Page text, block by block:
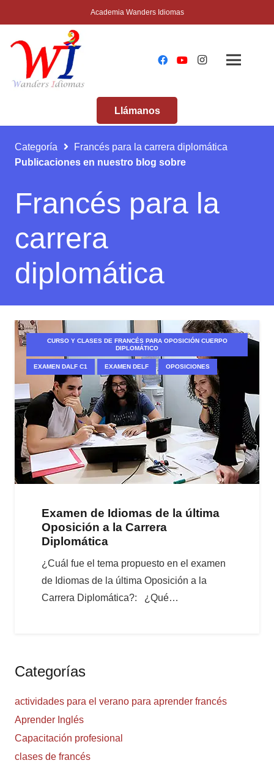
Academia Wanders Idiomas
Llámanos
Categoría
Francés para la carrera diplomática
Publicaciones en nuestro blog sobre
Francés para la
carrera
diplomática
CURSO Y CLASES DE FRANCÉS PARA OPOSICIÓN CUERPO
DIPLOMÁTICO
EXAMEN DALF C1 EXAMEN DELF OPOSICIONES
Examen de Idiomas de la última
Oposición a la Carrera
Diplomática
¿Cuál fue el tema propuesto en el examen
de Idiomas de la última Oposición a la
Carrera Diplomática?: ¿Qué…
Categorías
actividades para el verano para aprender francés
Aprender Inglés
Capacitación profesional
clases de francés